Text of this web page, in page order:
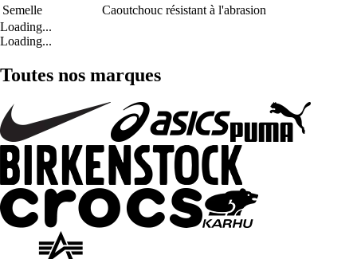
Semelle
Caoutchouc résistant à l'abrasion
Loading...
Loading...
Toutes nos marques